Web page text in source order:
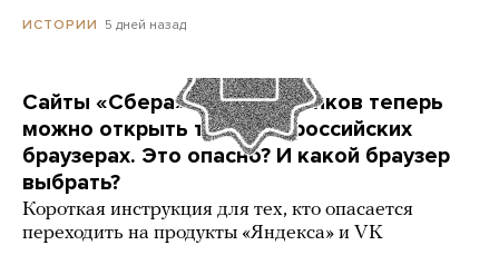
ИСТОРИИ 5 дней назад
Сайты «Сбера» и других банков теперь
можно открыть только в российских
браузерах. Это опасно? И какой браузер
выбрать?
Короткая инструкция для тех, кто опасается
переходить на продукты «Яндекса» и VK